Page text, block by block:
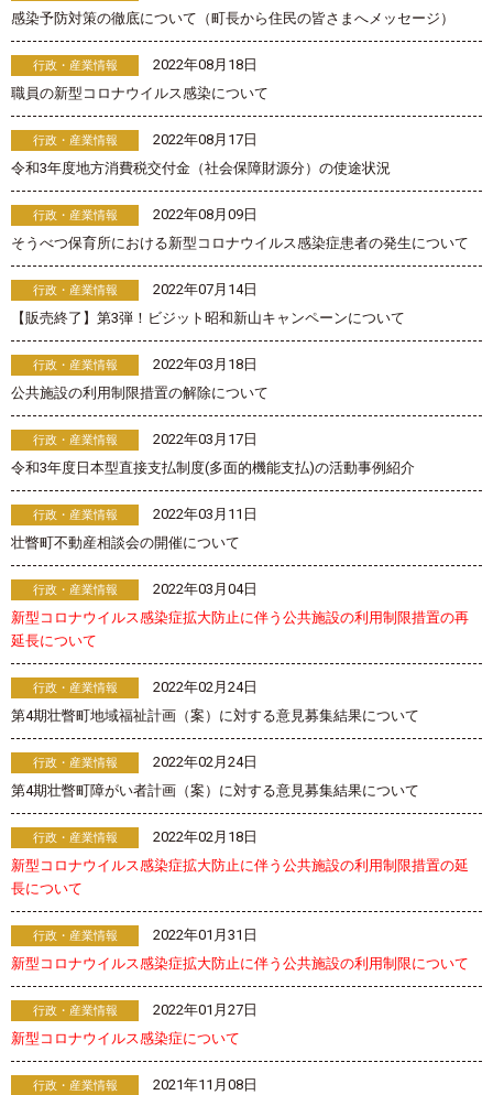
感染予防対策の徹底について（町長から住民の皆さまへメッセージ）
行政・産業情報
2022年08月18日
職員の新型コロナウイルス感染について
行政・産業情報
2022年08月17日
令和3年度地方消費税交付金（社会保障財源分）の使途状況
行政・産業情報
2022年08月09日
そうべつ保育所における新型コロナウイルス感染症患者の発生について
行政・産業情報
2022年07月14日
【販売終了】第3弾！ビジット昭和新山キャンペーンについて
行政・産業情報
2022年03月18日
公共施設の利用制限措置の解除について
行政・産業情報
2022年03月17日
令和3年度日本型直接支払制度(多面的機能支払)の活動事例紹介
行政・産業情報
2022年03月11日
壮瞥町不動産相談会の開催について
行政・産業情報
2022年03月04日
新型コロナウイルス感染症拡大防止に伴う公共施設の利用制限措置の再
延長について
行政・産業情報
2022年02月24日
第4期壮瞥町地域福祉計画（案）に対する意見募集結果について
行政・産業情報
2022年02月24日
第4期壮瞥町障がい者計画（案）に対する意見募集結果について
行政・産業情報
2022年02月18日
新型コロナウイルス感染症拡大防止に伴う公共施設の利用制限措置の延
長について
行政・産業情報
2022年01月31日
新型コロナウイルス感染症拡大防止に伴う公共施設の利用制限について
行政・産業情報
2022年01月27日
新型コロナウイルス感染症について
行政・産業情報
2021年11月08日